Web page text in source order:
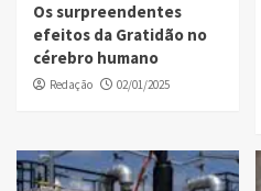
Os surpreendentes
efeitos da Gratidão no
cérebro humano
Redação 02/01/2025